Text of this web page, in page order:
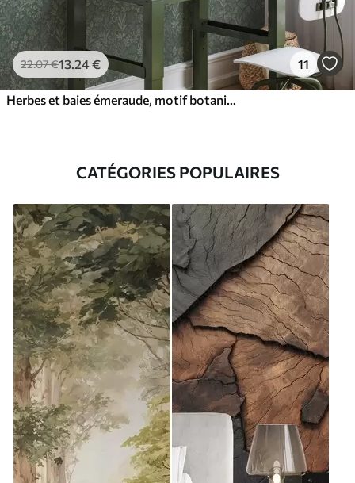
22.07€13 .24€ 11
CATÉGORIES POPULAIRES